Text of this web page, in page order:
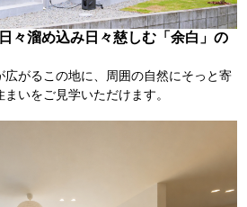
々溜め込み日々慈しむ「余白」の
がるこの地に、周囲の自然にそっと寄
いをご見学いただけます。